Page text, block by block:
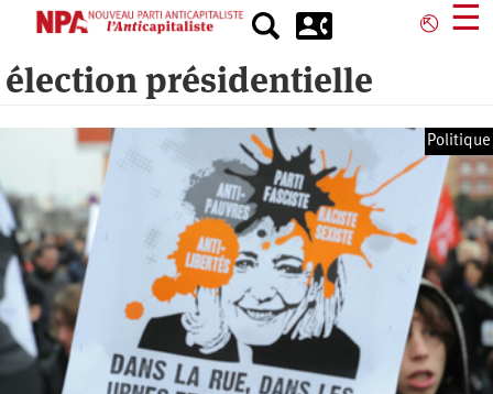
principal
⎋ ☰
élection présidentielle
Politique